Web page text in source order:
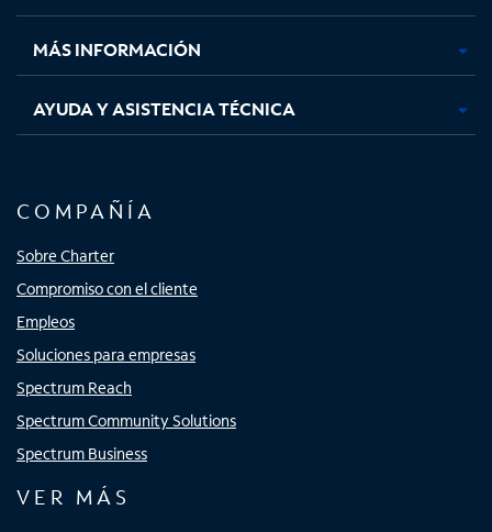
nuevanuevanuevanueva
MÁS INFORMACIÓN
AYUDA Y ASISTENCIA TÉCNICA
COMPAÑÍA
Sobre Charter
Compromiso con el cliente
Empleos
Soluciones para empresas
Spectrum Reach
Spectrum Community Solutions
Spectrum Business
VER MÁS